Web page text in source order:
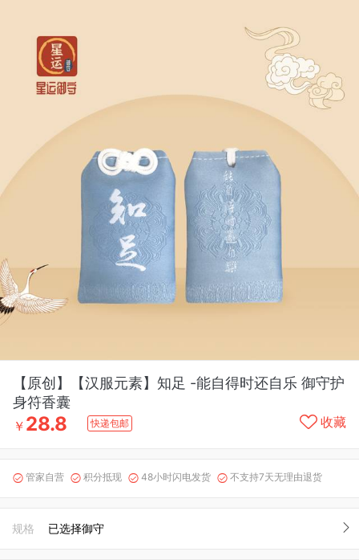
【原创】【汉服元素】知足 -能自得时还自乐 御守护
身符香囊
￥ 28.8 快递包邮 收藏
 管家自营  积分抵现  48小时闪电发货  不支持7天无理由退货
规格 已选择御守